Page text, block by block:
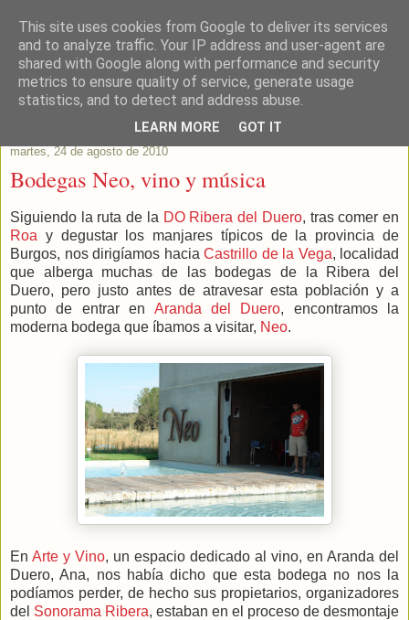
Este Vino Me Gusta
Vinos y más cosas
martes, 24 de agosto de 2010
Bodegas Neo, vino y música
Siguiendo la ruta de la DO Ribera del Duero, tras comer en
Roa y degustar los manjares típicos de la provincia de
Burgos, nos dirigíamos hacia Castrillo de la Vega, localidad
que alberga muchas de las bodegas de la Ribera del
Duero, pero justo antes de atravesar esta población y a
punto de entrar en Aranda del Duero, encontramos la
moderna bodega que íbamos a visitar, Neo.
En Arte y Vino, un espacio dedicado al vino, en Aranda del
Duero, Ana, nos había dicho que esta bodega no nos la
podíamos perder, de hecho sus propietarios, organizadores
del Sonorama Ribera, estaban en el proceso de desmontaje
This site uses cookies from Google to deliver its services
and to analyze traffic. Your IP address and user-agent are
shared with Google along with performance and security
metrics to ensure quality of service, generate usage
statistics, and to detect and address abuse.
LEARN MORE GOT IT